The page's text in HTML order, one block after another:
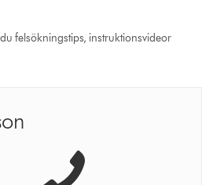
felsökningstips, instruktionsvideor